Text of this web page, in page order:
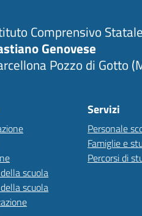
Comprensivo Statale
Genovese
Pozzo di Gotto
scuola
scuola
Servizi
Personale
Famiglie e
Percorsi di